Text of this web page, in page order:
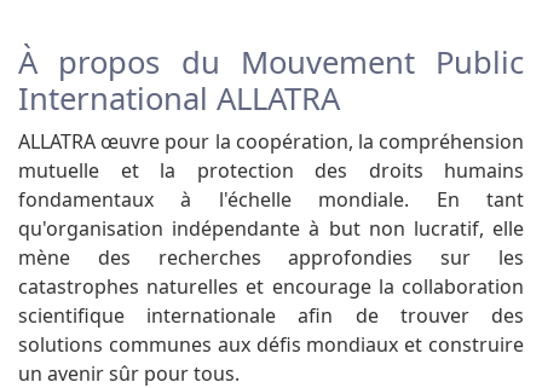
À propos du Mouvement Public
International ALLATRA
ALLATRA œuvre pour la coopération, la compréhension
mutuelle et la protection des droits humains
fondamentaux à l'échelle mondiale. En tant
qu'organisation indépendante à but non lucratif, elle
mène des recherches approfondies sur les
catastrophes naturelles et encourage la collaboration
scientifique internationale afin de trouver des
solutions communes aux défis mondiaux et construire
un avenir sûr pour tous.